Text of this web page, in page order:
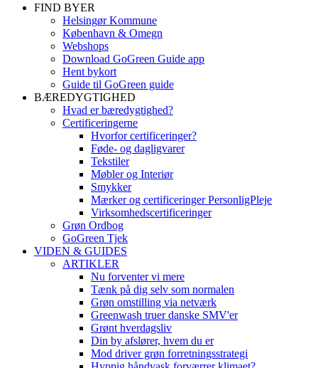
FIND BYER
Helsingør Kommune
København & Omegn
Webshops
Download GoGreen Guide app
Hent bykort
Guide til GoGreen guide
BÆREDYGTIGHED
Hvad er bæredygtighed?
Certificeringerne
Hvorfor certificeringer?
Føde- og dagligvarer
Tekstiler
Møbler og Interiør
Smykker
Mærker og certificeringer PersonligPleje
Virksomhedscertificeringer
Grøn Ordbog
GoGreen Tjek
VIDEN & GUIDES
ARTIKLER
Nu forventer vi mere
Tænk på dig selv som normalen
Grøn omstilling via netværk
Greenwash truer danske SMV'er
Grønt hverdagsliv
Din by afslører, hvem du er
Mod driver grøn forretningsstrategi